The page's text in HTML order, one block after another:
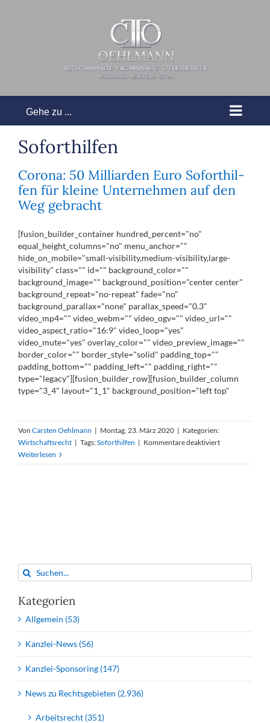
Gehe zu ...
So­fort­hil­fen
Corona: 50 Mil­li­ar­den Eu­ro So­fort­hil­
fen für klei­ne Un­ter­neh­men auf den
Weg ge­bracht
[fusion_builder_container hundred_percent="no"
equal_height_columns="no" menu_anchor=""
hide_on_mobile="small-visibility,medium-visibility,large-
visibility" class="" id="" background_color=""
background_image="" background_position="center center"
background_repeat="no-repeat" fade="no"
background_parallax="none" parallax_speed="0.3"
video_mp4="" video_webm="" video_ogv="" video_url=""
video_aspect_ratio="16:9" video_loop="yes"
video_mute="yes" overlay_color="" video_preview_image=""
border_color="" border_style="solid" padding_top=""
padding_bottom="" padding_left="" padding_right=""
type="legacy"][fusion_builder_row][fusion_builder_column
type="3_4" layout="1_1" background_position="left top"
Von Carsten Oehlmann | Montag, 23. März 2020 | Kategorien:
Wirtschaftsrecht | Tags:So­fort­hil­fen | Kommentare deaktiviertfür
50
fort­
Un­
neh­
auf
Weiterlesen
Suche
nach:
Kategorien
Allgemein (53)
Kanzlei-News (56)
Kanzlei-Sponsoring (147)
News zu Rechtsgebieten (2.936)
Arbeitsrecht (351)